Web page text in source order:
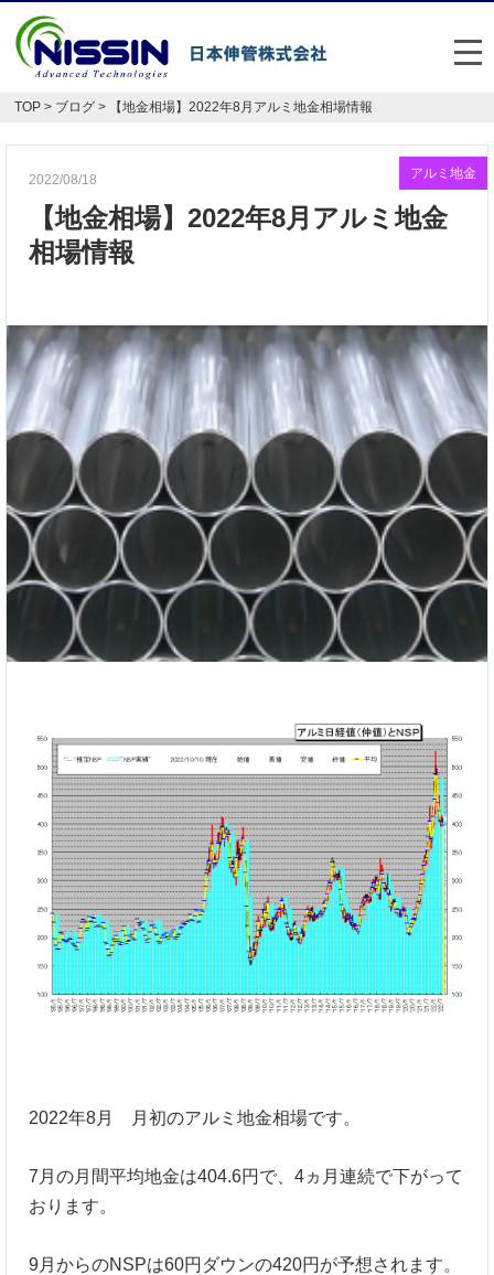
メ
日本伸管の強み
お悩み解決事例
お役立ち情報
FAQ
Japan English
048-477-7331 受付時間：平日8:30～17:30
TOP > ブログ > 【地金相場】2022年8月アルミ地金相場情報
アルミ地金
2022/08/18
【地金相場】2022年8月アルミ地金
相場情報
2022年8月 月初のアルミ地金相場です。
7月の月間平均地金は404.6円で、4ヵ月連続で下がって
おります。
9月からのNSPは60円ダウンの420円が予想されます。